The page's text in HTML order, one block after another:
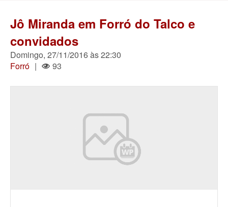
Jô Miranda em Forró do Talco e
convidados
Domingo, 27/11/2016 às 22:30
Forró | 93